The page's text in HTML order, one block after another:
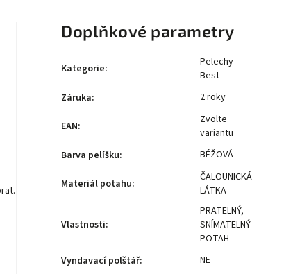
Doplňkové parametry
Kategorie:
Pelechy
Best
Záruka: 2 roky
EAN:
Zvolte
variantu
Barva pelíšku: BÉŽOVÁ
Materiál potahu:
ČALOUNICKÁ
LÁTKA
Vlastnosti:
PRATELNÝ,
SNÍMATELNÝ
POTAH
Vyndavací polštář:
NE